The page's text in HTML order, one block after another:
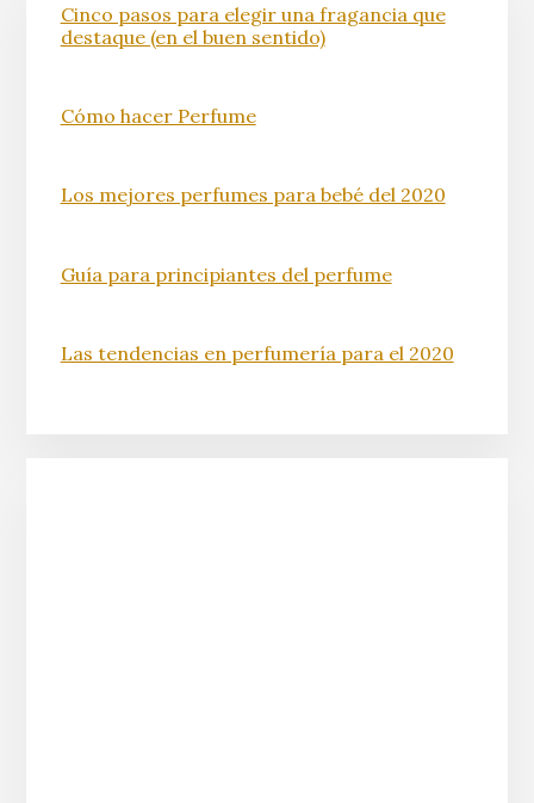
Cinco pasos para elegir una fragancia que
destaque (en el buen sentido)
Cómo hacer Perfume
Los mejores perfumes para bebé del 2020
Guía para principiantes del perfume
Las tendencias en perfumería para el 2020